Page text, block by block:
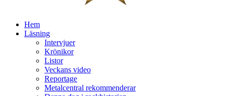
Hem
Läsning
Intervjuer
Krönikor
Listor
Veckans video
Reportage
Metalcentral rekommenderar